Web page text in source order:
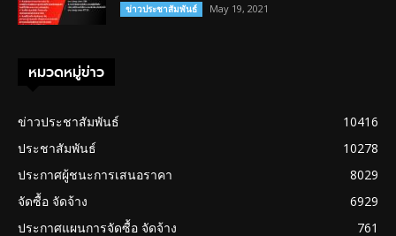
ข่าวประชาสัมพันธ์ May 19, 2021
หมวดหมู่ข่าว
ข่าวประชาสัมพันธ์
10416
ประชาสัมพันธ์
10278
ประกาศผู้ชนะการเสนอราคา
8029
จัดซื้อ จัดจ้าง
6929
ประกาศแผนการจัดซื้อ จัดจ้าง
761